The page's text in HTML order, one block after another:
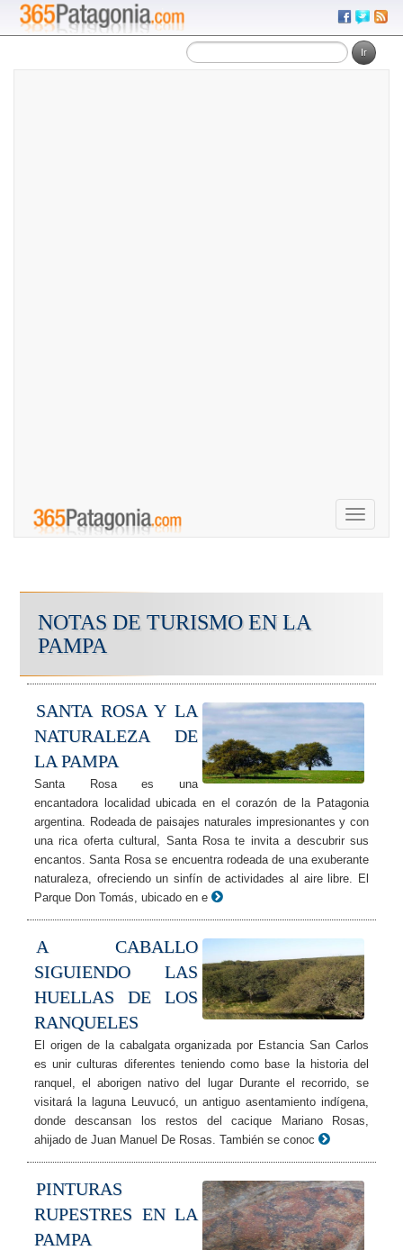
Toggle
NOTAS DE TURISMO EN LA
PAMPA
SANTA ROSA Y LA
NATURALEZA DE
LA PAMPA
Santa Rosa es una
encantadora localidad ubicada en el corazón de la Patagonia
argentina. Rodeada de paisajes naturales impresionantes y con
una rica oferta cultural, Santa Rosa te invita a descubrir sus
encantos. Santa Rosa se encuentra rodeada de una exuberante
naturaleza, ofreciendo un sinfín de actividades al aire libre. El
Parque Don Tomás, ubicado en e
A CABALLO
SIGUIENDO LAS
HUELLAS DE LOS
RANQUELES
El origen de la cabalgata organizada por Estancia San Carlos
es unir culturas diferentes teniendo como base la historia del
ranquel, el aborigen nativo del lugar Durante el recorrido, se
visitará la laguna Leuvucó, un antiguo asentamiento indígena,
donde descansan los restos del cacique Mariano Rosas,
ahijado de Juan Manuel De Rosas. También se conoc
PINTURAS
RUPESTRES EN LA
PAMPA